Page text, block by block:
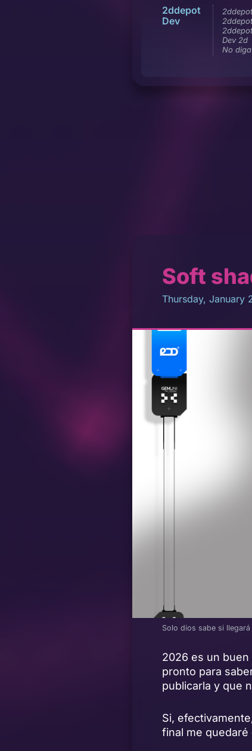
2ddepot
Dev
2ddepot
Dev 2d
No
Soft
Thursday, January
Solo dios sabe si
2026 es un buen
pronto para
publicarla y que
Si,
final me